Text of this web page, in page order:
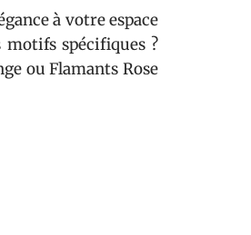
à votre espace
motifs spécifiques ?
ou Flamants Rose